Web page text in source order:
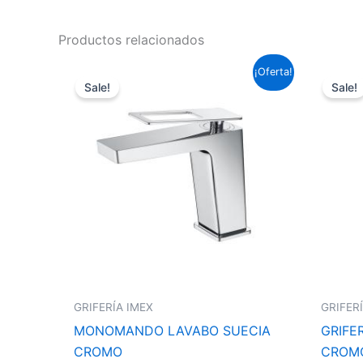
Productos relacionados
¡Oferta!
Sale!
GRIFERÍA IMEX
MONOMANDO LAVABO SUECIA
CROMO
era:
99,22 €.
es:
73,45 €.
Sale!